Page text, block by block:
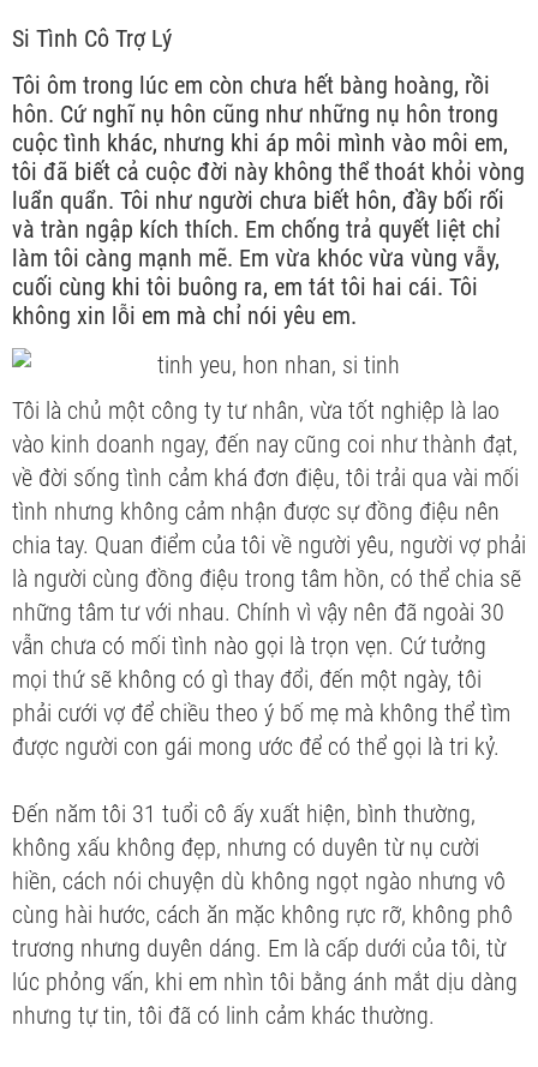
Si Tình Cô Trợ Lý
Tôi ôm trong lúc em còn chưa hết bàng hoàng, rồi
hôn. Cứ nghĩ nụ hôn cũng như những nụ hôn trong
cuộc tình khác, nhưng khi áp môi mình vào môi em,
tôi đã biết cả cuộc đời này không thể thoát khỏi vòng
luẩn quẩn. Tôi như người chưa biết hôn, đầy bối rối
và tràn ngập kích thích. Em chống trả quyết liệt chỉ
làm tôi càng mạnh mẽ. Em vừa khóc vừa vùng vẫy,
cuối cùng khi tôi buông ra, em tát tôi hai cái. Tôi
không xin lỗi em mà chỉ nói yêu em.
Tôi là chủ một công ty tư nhân, vừa tốt nghiệp là lao
vào kinh doanh ngay, đến nay cũng coi như thành đạt,
về đời sống tình cảm khá đơn điệu, tôi trải qua vài mối
tình nhưng không cảm nhận được sự đồng điệu nên
chia tay. Quan điểm của tôi về người yêu, người vợ phải
là người cùng đồng điệu trong tâm hồn, có thể chia sẽ
những tâm tư với nhau. Chính vì vậy nên đã ngoài 30
vẫn chưa có mối tình nào gọi là trọn vẹn. Cứ tưởng
mọi thứ sẽ không có gì thay đổi, đến một ngày, tôi
phải cưới vợ để chiều theo ý bố mẹ mà không thể tìm
được người con gái mong ước để có thể gọi là tri kỷ.
Đến năm tôi 31 tuổi cô ấy xuất hiện, bình thường,
không xấu không đẹp, nhưng có duyên từ nụ cười
hiền, cách nói chuyện dù không ngọt ngào nhưng vô
cùng hài hước, cách ăn mặc không rực rỡ, không phô
trương nhưng duyên dáng. Em là cấp dưới của tôi, từ
lúc phỏng vấn, khi em nhìn tôi bằng ánh mắt dịu dàng
nhưng tự tin, tôi đã có linh cảm khác thường.